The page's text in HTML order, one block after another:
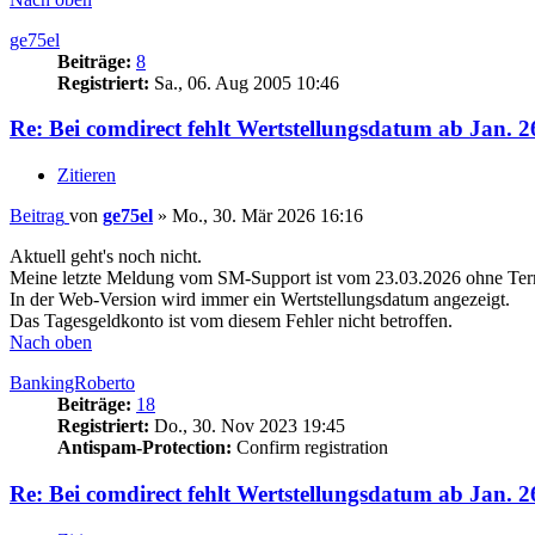
ge75el
Beiträge: 8
Registriert: Sa., 06. Aug 2005 10:46
Re: Bei comdirect fehlt Wertstellungsdatum ab Jan.
Zitieren
Beitrag von ge75el » Mo., 30. Mär 2026 16:16
Aktuell geht's noch nicht.
Meine letzte Meldung vom SM-Support ist vom 23.03.2026 ohne
In der Web-Version wird immer ein Wertstellungsdatum angezeigt.
Das Tagesgeldkonto ist vom diesem Fehler nicht betroffen.
Nach oben
BankingRoberto
Beiträge: 18
Registriert: Do., 30. Nov 2023 19:45
Antispam-Protection: Confirm registration
Re: Bei comdirect fehlt Wertstellungsdatum ab Jan.